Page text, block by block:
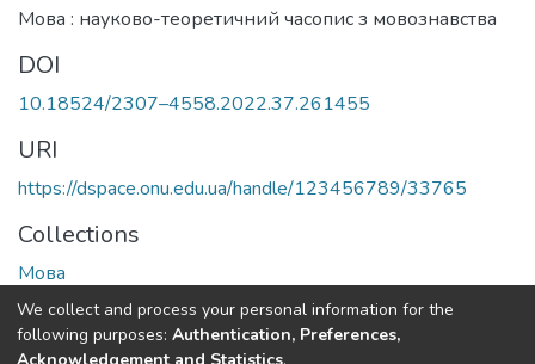
Мова : науково-теоретичний часопис з мовознавства
DOI
10.18524/2307–4558.2022.37.261455
URI
https://dspace.onu.edu.ua/handle/123456789/33765
Collections
Мова
Full item page
We collect and process your personal information for the
following purposes: Authentication, Preferences,